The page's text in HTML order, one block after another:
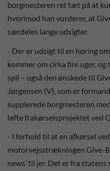
borgmesteren ret tæt på at
hvorimod han vurderer, at
særdeles lange udsigter.
- Der er udsigt til en høring
kommer om cirka fire uger,
spil – også den ønskede til
Jørgensen (V), som er
supplerede borgmesteren
løfte frakørselsprojektet ved
- I forhold til at en afkørsel
motorvejsstrækningen Give-
news’ til jer. Det er fra